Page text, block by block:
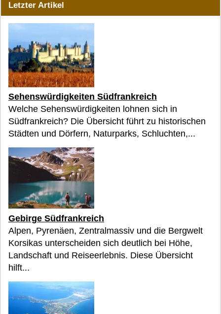
Letzter Artikel
Sehenswürdigkeiten Südfrankreich
Welche Sehenswürdigkeiten lohnen sich in
Südfrankreich? Die Übersicht führt zu historischen
Städten und Dörfern, Naturparks, Schluchten,...
Gebirge Südfrankreich
Alpen, Pyrenäen, Zentralmassiv und die Bergwelt
Korsikas unterscheiden sich deutlich bei Höhe,
Landschaft und Reiseerlebnis. Diese Übersicht
hilft...